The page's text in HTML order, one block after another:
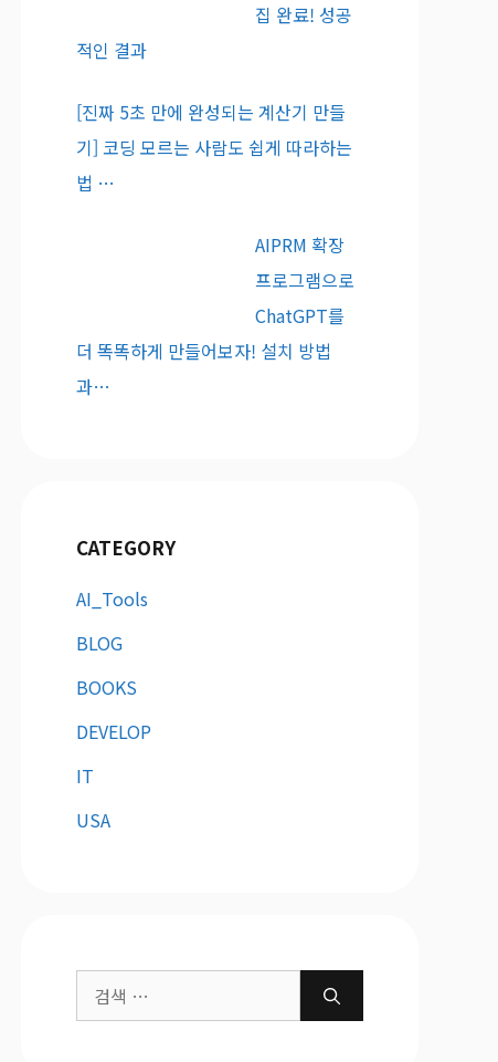
집 완료! 성공
적인 결과
[진짜 5초 만에 완성되는 계산기 만들
기] 코딩 모르는 사람도 쉽게 따라하는
법 …
AIPRM 확장
프로그램으로
ChatGPT를
더 똑똑하게 만들어보자! 설치 방법
과…
CATEGORY
AI_Tools
BLOG
BOOKS
DEVELOP
IT
USA